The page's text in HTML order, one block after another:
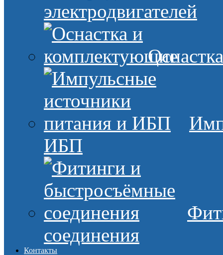
электродвигателей
ИБП
соединения
Контакты